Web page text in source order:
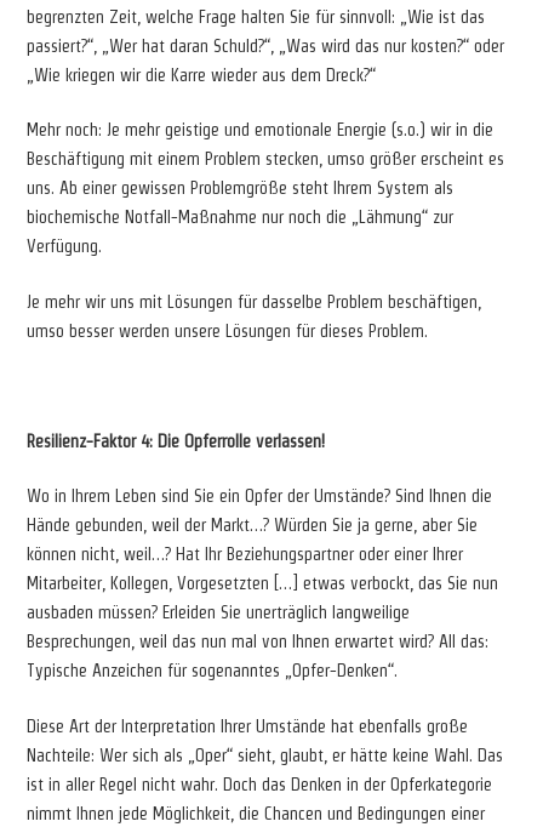
begrenzten Zeit, welche Frage halten Sie für sinnvoll: „Wie ist das
passiert?“, „Wer hat daran Schuld?“, „Was wird das nur kosten?“ oder
„Wie kriegen wir die Karre wieder aus dem Dreck?“
Mehr noch: Je mehr geistige und emotionale Energie (s.o.) wir in die
Beschäftigung mit einem Problem stecken, umso größer erscheint es
uns. Ab einer gewissen Problemgröße steht Ihrem System als
biochemische Notfall-Maßnahme nur noch die „Lähmung“ zur
Verfügung.
Je mehr wir uns mit Lösungen für dasselbe Problem beschäftigen,
umso besser werden unsere Lösungen für dieses Problem.
Resilienz-Faktor 4: Die Opferrolle verlassen!
Wo in Ihrem Leben sind Sie ein Opfer der Umstände? Sind Ihnen die
Hände gebunden, weil der Markt…? Würden Sie ja gerne, aber Sie
können nicht, weil…? Hat Ihr Beziehungspartner oder einer Ihrer
Mitarbeiter, Kollegen, Vorgesetzten […] etwas verbockt, das Sie nun
ausbaden müssen? Erleiden Sie unerträglich langweilige
Besprechungen, weil das nun mal von Ihnen erwartet wird? All das:
Typische Anzeichen für sogenanntes „Opfer-Denken“.
Diese Art der Interpretation Ihrer Umstände hat ebenfalls große
Nachteile: Wer sich als „Oper“ sieht, glaubt, er hätte keine Wahl. Das
ist in aller Regel nicht wahr. Doch das Denken in der Opferkategorie
nimmt Ihnen jede Möglichkeit, die Chancen und Bedingungen einer